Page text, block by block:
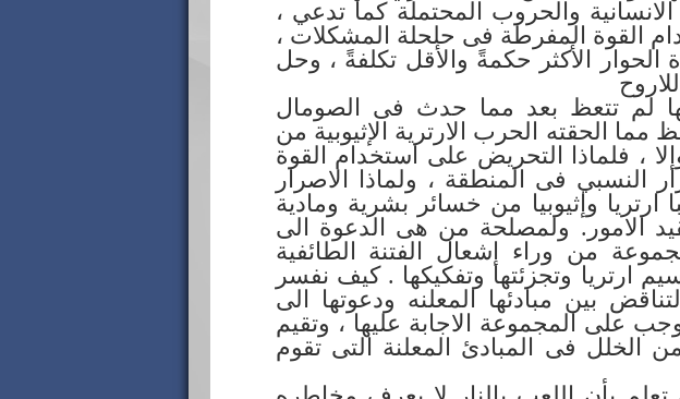
والحروب المحتملة كما تدعي ،
القوة المفرطة فى حلحلة المشكلات ،
الأكثر حكمةً والأقل تكلفةً ، وحل
لم تتعظ بعد مما حدث فى الصومال
مما الحقته الحرب الارترية الإثيوبية من
، فلماذا التحريض على استخدام القوة
النسبي فى المنطقة ، ولماذا الاصرار
وإثيوبيا من خسائر بشرية ومادية
الامور. ولمصلحة من هى الدعوة الى
من وراء إشعال الفتنة الطائفية
ارتريا وتجزئتها وتفكيكها . كيف نفسر
بين مبادئها المعلنه ودعوتها الى
على المجموعة الاجابة عليها ، وتقيم
الخلل فى المبادئ المعلنة التى تقوم